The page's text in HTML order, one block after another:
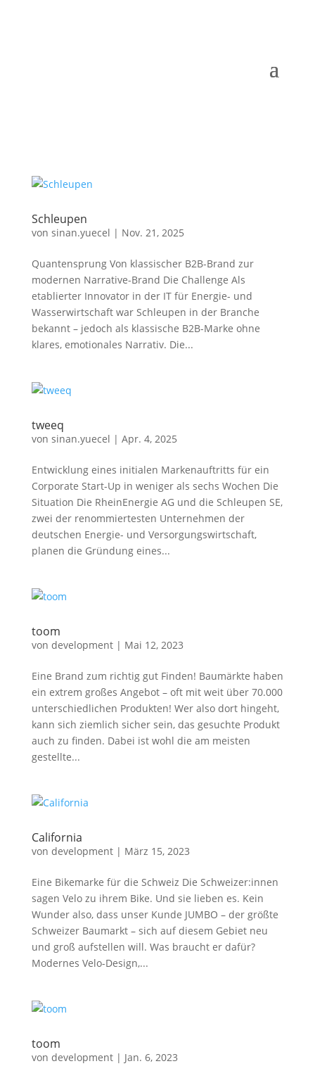
Schleupen
von sinan.yuecel | Nov. 21, 2025
Quantensprung Von klassischer B2B-Brand zur
modernen Narrative-Brand Die Challenge Als
etablierter Innovator in der IT für Energie- und
Wasserwirtschaft war Schleupen in der Branche
bekannt – jedoch als klassische B2B-Marke ohne
klares, emotionales Narrativ. Die...
tweeq
von sinan.yuecel | Apr. 4, 2025
Entwicklung eines initialen Markenauftritts für ein
Corporate Start-Up in weniger als sechs Wochen Die
Situation Die RheinEnergie AG und die Schleupen SE,
zwei der renommiertesten Unternehmen der
deutschen Energie- und Versorgungswirtschaft,
planen die Gründung eines...
toom
von development| Mai 12, 2023
Eine Brand zum richtig gut Finden! Baumärkte haben
ein extrem großes Angebot – oft mit weit über 70.000
unterschiedlichen Produkten! Wer also dort hingeht,
kann sich ziemlich sicher sein, das gesuchte Produkt
auch zu finden. Dabei ist wohl die am meisten
gestellte...
California
von development| März 15, 2023
Eine Bikemarke für die Schweiz Die Schweizer:innen
sagen Velo zu ihrem Bike. Und sie lieben es. Kein
Wunder also, dass unser Kunde JUMBO – der größte
Schweizer Baumarkt – sich auf diesem Gebiet neu
und groß aufstellen will. Was braucht er dafür?
Modernes Velo-Design,...
toom
von development| Jan. 6, 2023